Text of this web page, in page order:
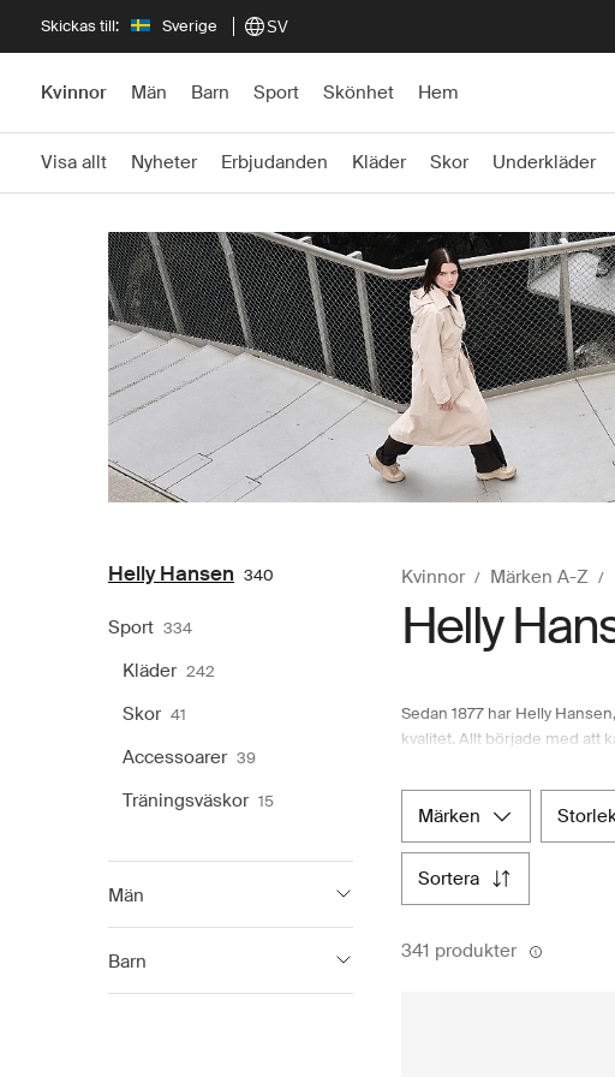
Skickas till: Sverige SV
Kvinnor Män Barn Sport Skönhet Hem
Visa allt Nyheter Erbjudanden Kläder Skor Underkläder
Helly Hansen 340
Sport 334
Kläder 242
Skor 41
Accessoarer 39
Träningsväskor 15
Män
Barn
Kvinnor Märken A-Z
Helly
Sedan 1877 har Helly
kvalitet. Allt började med att
innovationer. Efter andra
revolutionerade regnkläder.
en ny era av vattentät,
enkelt får tillgång till
märken
sortera
341 produkter